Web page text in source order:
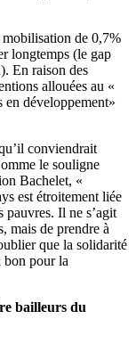
de 0,7%
longtemps (le gap
En raison des
allouées au «
en développement»
conviendrait
le souligne
Bachelet, «
est étroitement liée
pauvres. Il ne s’agit
mais de prendre à
que la solidarité
bon pour la
bailleurs du